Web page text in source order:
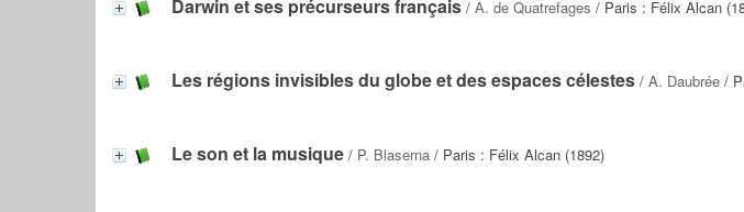
Darwin et ses précurseurs français / A. de Quatrefages / Paris : Félix Alcan
Les régions invisibles du globe et des espaces célestes / A. Daubrée /
Le son et la musique / P. Blaserna / Paris : Félix Alcan (1892)